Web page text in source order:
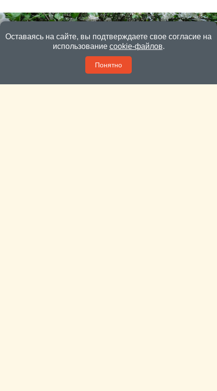
Оставаясь на сайте, вы подтверждаете свое согласие на
использование cookie-файлов.
Понятно